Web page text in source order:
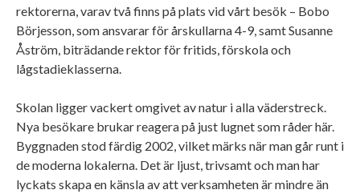
rektorerna, varav två finns på plats vid vårt besök – Bobo
Börjesson, som ansvarar för årskullarna 4-9, samt Susanne
Åström, biträdande rektor för fritids, förskola och
lågstadieklasserna.
Skolan ligger vackert omgivet av natur i alla väderstreck.
Nya besökare brukar reagera på just lugnet som råder här.
Byggnaden stod färdig 2002, vilket märks när man går runt i
de moderna lokalerna. Det är ljust, trivsamt och man har
lyckats skapa en känsla av att verksamheten är mindre än